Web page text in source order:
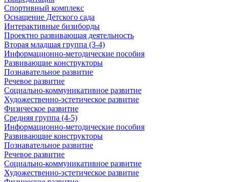
Спортивный комплекс
Оснащение Детского сада
Интерактивные бизиборды
Проектно развивающая деятельность
Вторая младшая группа (3-4)
Информационно-методические пособия
Развивающие конструкторы
Познавательное развитие
Речевое развитие
Социально-коммуникативное развитие
Художественно-эстетическое развитие
Физическое развитие
Средняя группа (4-5)
Информационно-методические пособия
Развивающие конструкторы
Познавательное развитие
Речевое развитие
Социально-коммуникативное развитие
Художественно-эстетическое развитие